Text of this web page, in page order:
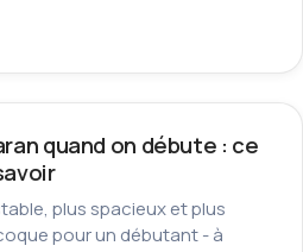
quand on débute : ce
plus spacieux et plus
pour un débutant - à